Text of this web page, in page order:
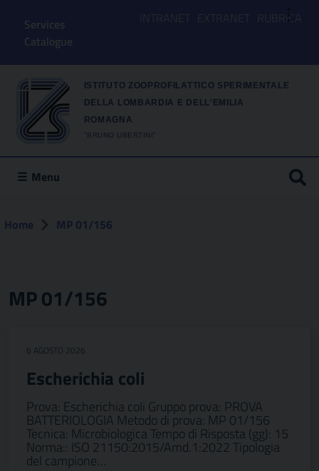
⋮
Services
Catalogue
INTRANET EXTRANET RUBRICA
ISTITUTO ZOOPROFILATTICO SPERIMENTALE
DELLA LOMBARDIA E DELL'EMILIA
ROMAGNA
"BRUNO UBERTINI"
Menu
Home MP 01/156
MP 01/156
6 AGOSTO 2026
Escherichia coli
Prova: Escherichia coli Gruppo prova: PROVA
BATTERIOLOGIA Metodo di prova: MP 01/156
Tecnica: Microbiologica Tempo di Risposta (gg): 15
Norma:: ISO 21150:2015/Amd.1:2022 Tipologia
del campione…